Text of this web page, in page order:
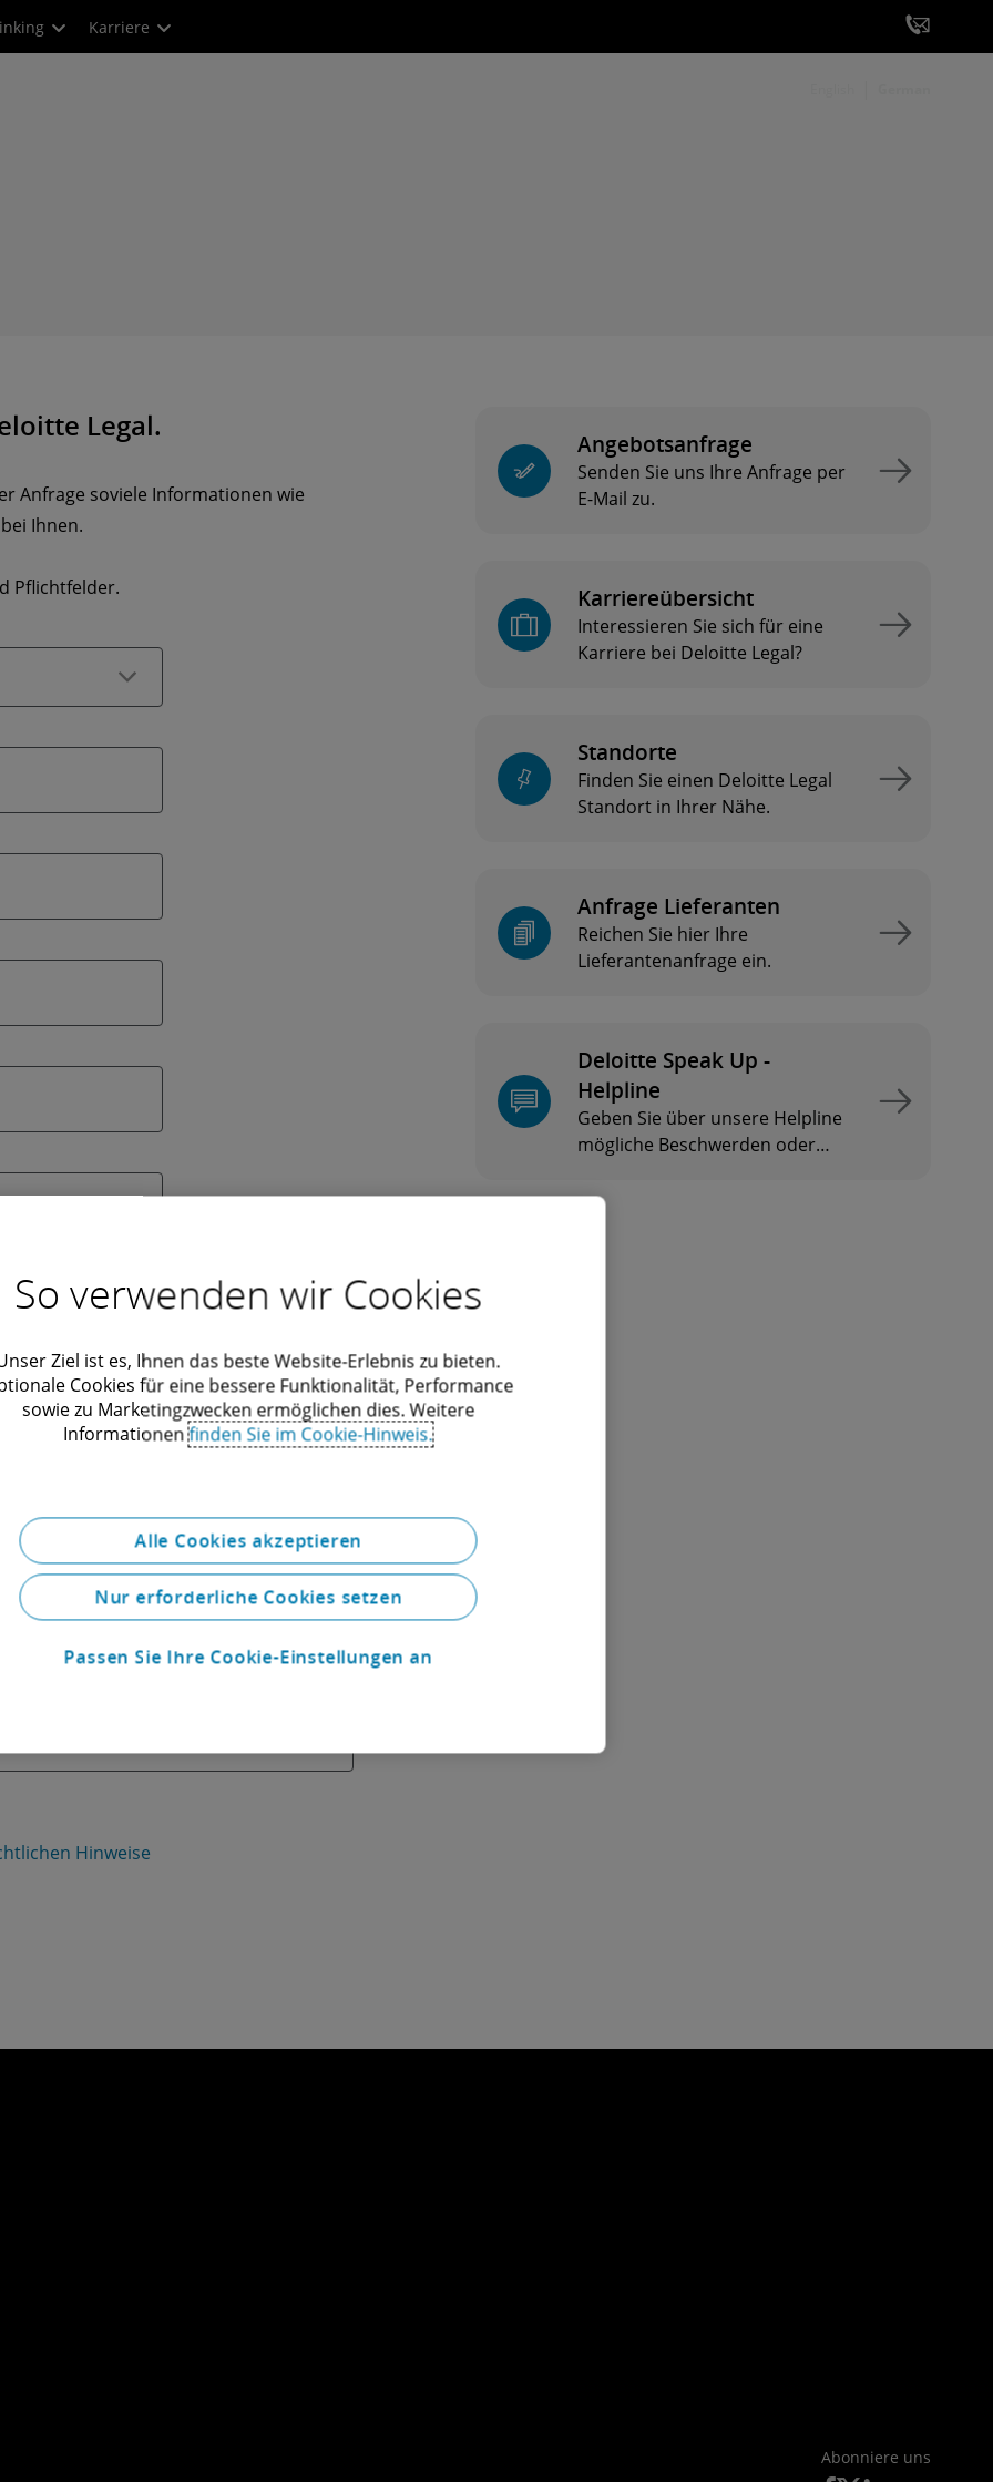
Karriere
Legal.
Anfrage soviele Informationen wie
Ihnen.
Pflichtfelder.
Hinweise
Angebotsanfrage
Senden Sie uns Ihre Anfrage per
E-Mail zu.
Karriereübersicht
Interessieren Sie sich für eine
Karriere bei Deloitte Legal?
Standorte
Finden Sie einen Deloitte Legal
Standort in Ihrer Nähe.
Anfrage Lieferanten
Reichen Sie hier Ihre
Lieferantenanfrage ein.
Deloitte Speak Up -
Helpline
Geben Sie über unsere Helpline
mögliche Beschwerden oder
Abonniere uns
So verwenden wir Cookies
Ziel ist es, Ihnen das beste Website-Erlebnis zu bieten.
Cookies für eine bessere Funktionalität, Performance
sowie zu Marketingzwecken ermöglichen dies. Weitere
Informationenfinden Sie im Cookie-Hinweis.
Alle Cookies akzeptieren
Nur erforderliche Cookies setzen
Passen Sie Ihre Cookie-Einstellungen an